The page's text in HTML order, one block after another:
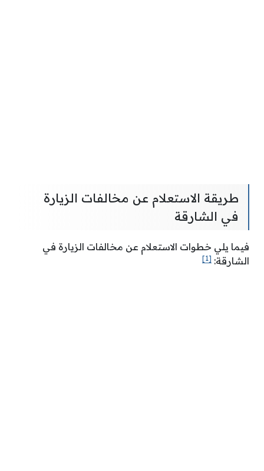
طريقة الاستعلام عن مخالفات الزيارة
في الشارقة
فيما يلي خطوات الاستعلام عن مخالفات الزيارة في
الشارقة: [1]